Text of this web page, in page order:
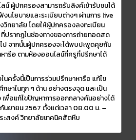
น์ ผู้ปกครองสามารถรับลิงค์เข้ารับชมได้
นโยบายและระเบียบต่างๆ ผ่านการ live
ทยาลัย โดยให้ผู้ปกครองลงทะเบียน
ปรากฏในช่องทางของการถ่ายทอดสด
ไป จากนั้นผู้ปกครองจะได้พบปะพูดคุยกับ
ารือ ตามห้องออนไลน์ที่ครูที่ปรึกษาได้
ครั้งนี้เป็นการร่วมปรึกษาหารือ แก้ไข
ษาในทุก ๆ ด้าน อย่างตรงจุด และเป็น
เพื่อแก้ไขปัญหาการออกกลางคันอย่างได้
นยายน 2567 ตั้งแต่เวลา 08.00 น. –
ะสงค์ วิทยาลัยเทคนิคสัตหีบ